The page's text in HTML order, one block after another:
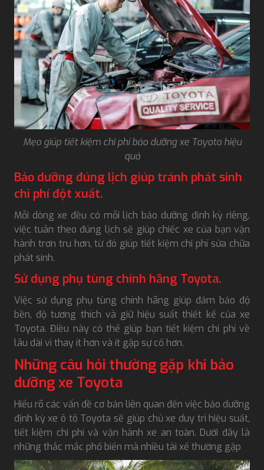
Mẹo giúp tiết kiệm chi phí bảo dưỡng xe Toyota hiệu
quả
Bảo dưỡng đúng lịch giúp tránh phát sinh
chi phí đột xuất.
Mỗi dòng xe đều có mỗi lịch bảo dưỡng định kỳ riêng,
việc tuân theo đúng lịch sẽ giúp chiếc xe của bạn vận
hành trơn tru hơn, từ đó giúp tiết kiệm chi phí sửa chữa
phát sinh.
Sử dụng phụ tùng chính hãng Toyota.
Việc sử dụng phụ tùng chính hãng giúp đảm bảo độ
bền, độ tương thích và giữ hiệu suất thiết kế của xe
Toyota. Điều này có thể giúp bạn tiết kiệm chi phí về
lâu dài vì thay ít hơn và ít gặp sự cố hơn.
Những câu hỏi thường gặp khi bảo
dưỡng xe Toyota
Hiểu rõ các vấn đề cơ bản liên quan đến việc bảo dưỡng
định kỳ xe ô tô Toyota sẽ giúp chủ xe duy trì hiệu suất,
tiết kiệm chi phí và vận hành xe an toàn. Dưới đây là
những thắc mắc phổ biến mà nhiều tài xế thường gặp